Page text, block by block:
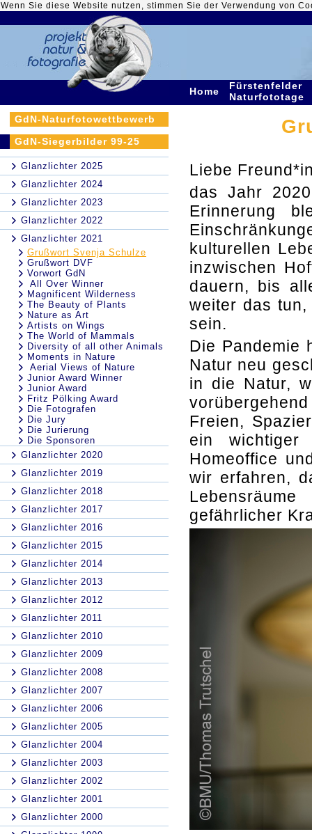
Wenn Sie diese Website nutzen, stimmen Sie der Verwendung von
Home
Fürstenfelder
Naturfototage
GdN-Naturfotowettbewerb
GdN-Siegerbilder 99-25
Glanzlichter 2025
Glanzlichter 2024
Glanzlichter 2023
Glanzlichter 2022
Glanzlichter 2021
Grußwort Svenja Schulze
Grußwort DVF
Vorwort GdN
All Over Winner
Magnificent Wilderness
The Beauty of Plants
Nature as Art
Artists on Wings
The World of Mammals
Diversity of all other Animals
Moments in Nature
Aerial Views of Nature
Junior Award Winner
Junior Award
Fritz Pölking Award
Die Fotografen
Die Jury
Die Jurierung
Die Sponsoren
Glanzlichter 2020
Glanzlichter 2019
Glanzlichter 2018
Glanzlichter 2017
Glanzlichter 2016
Glanzlichter 2015
Glanzlichter 2014
Glanzlichter 2013
Glanzlichter 2012
Glanzlichter 2011
Glanzlichter 2010
Glanzlichter 2009
Glanzlichter 2008
Glanzlichter 2007
Glanzlichter 2006
Glanzlichter 2005
Glanzlichter 2004
Glanzlichter 2003
Glanzlichter 2002
Glanzlichter 2001
Glanzlichter 2000
Liebe
das Jahr
Erinnerung
kulturellen
inzwischen
dauern, bis
weiter das
sein.
Die Pandemie
Natur neu
in die Natur,
Freien,
ein wichtiger
Homeoffice
wir erfahren,
gefährlicher